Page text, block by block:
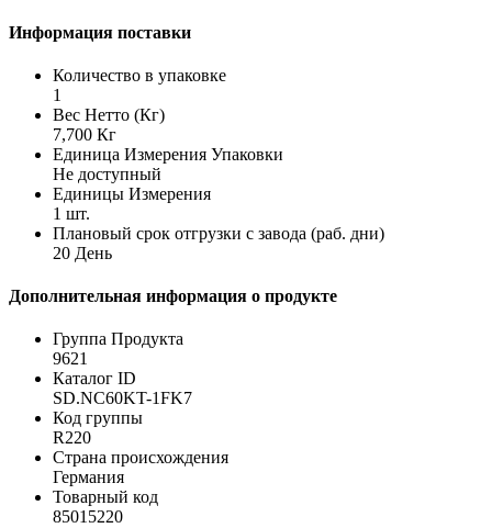
Информация поставки
Количество в упаковке
1
Вес Нетто (Кг)
7,700 Кг
Единица Измерения Упаковки
Не доступный
Единицы Измерения
1 шт.
Плановый срок отгрузки с завода (раб. дни)
20 День
Дополнительная информация о продукте
Группа Продукта
9621
Каталог ID
SD.NC60KT-1FK7
Код группы
R220
Страна происхождения
Германия
Товарный код
85015220